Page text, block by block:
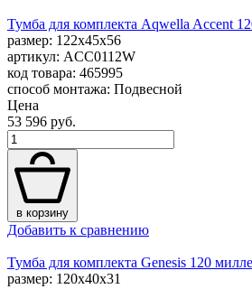
Тумба для комплекта Aqwella Accent
размер: 122x45x56
артикул: ACC0112W
код товара: 465995
способ монтажа: Подвесной
Цена
53 596 руб.
в корзину
Добавить к сравнению
Тумба для комплекта Genesis 120
размер: 120x40x31